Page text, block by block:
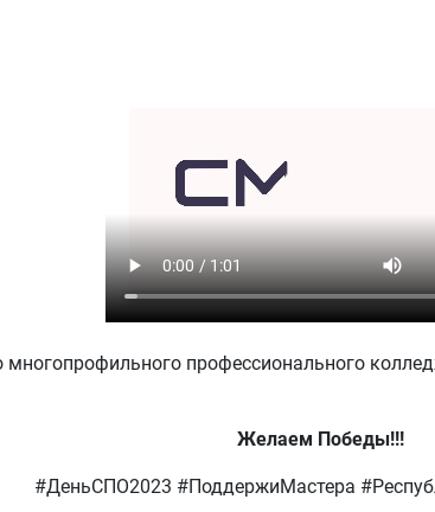
многопрофильного профессионального
Желаем Победы!!!
#ДеньСПО2023 #ПоддержиМастера